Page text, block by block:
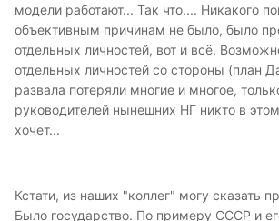
модели работают... Так что.... Никакого
объективным причинам не было, было
отдельных личностей, вот и всё.
отдельных личностей со стороны (план
развала потеряли многие и многое,
руководителей нынешних НГ никто в
хочет...
Кстати, из наших "коллег" могу сказать
Было государство. По примеру СССР и